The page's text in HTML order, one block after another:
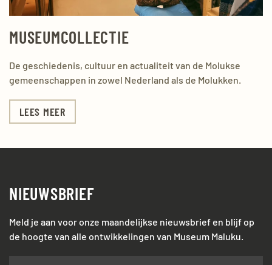
MUSEUMCOLLECTIE
De geschiedenis, cultuur en actualiteit van de Molukse
gemeenschappen in zowel Nederland als de Molukken.
LEES MEER
NIEUWSBRIEF
Meld je aan voor onze maandelijkse nieuwsbrief en blijf op
de hoogte van alle ontwikkelingen van Museum Maluku.